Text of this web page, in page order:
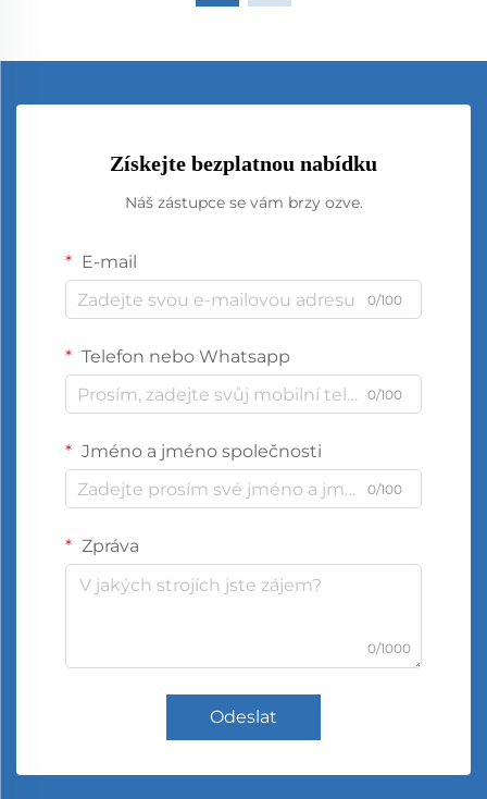
Získejte bezplatnou nabídku
Náš zástupce se vám brzy ozve.
E-mail
0/100
Telefon nebo Whatsapp
0/100
Jméno a jméno společnosti
0/100
Zpráva
0/1000
Odeslat